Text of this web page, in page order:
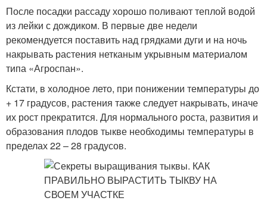
После посадки рассаду хорошо поливают теплой водой
из лейки с дождиком. В первые две недели
рекомендуется поставить над грядками дуги и на ночь
накрывать растения нетканым укрывным материалом
типа «Агроспан».
Кстати, в холодное лето, при понижении температуры до
+ 17 градусов, растения также следует накрывать, иначе
их рост прекратится. Для нормального роста, развития и
образования плодов тыкве необходимы температуры в
пределах 22 – 28 градусов.